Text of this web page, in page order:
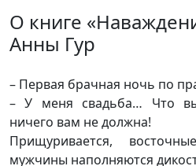
О книге
Анны Гур
– Первая брачная ночь по
– У меня свадьба… Что
ничего вам не должна!
Прищуривается,
мужчины наполняются